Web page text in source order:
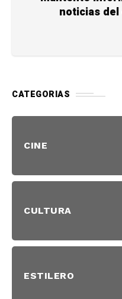
noticias
CATEGORIAS
CINE
CULTURA
ESTILERO